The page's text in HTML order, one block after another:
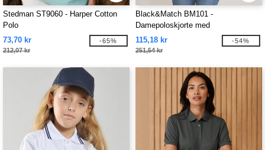
Stedman ST9060 - Harper Cotton
Polo
73,70 kr
212,07 kr
-65%
Black&Match BM101 -
Damepoloskjorte med
kontrastknapper
115,18 kr
251,54 kr
-54%